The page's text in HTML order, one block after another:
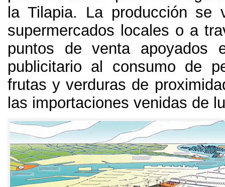
la Tilapia. La producción se
supermercados locales o a
puntos de venta apoyados
publicitario al consumo de
frutas y verduras de
las importaciones venidas de